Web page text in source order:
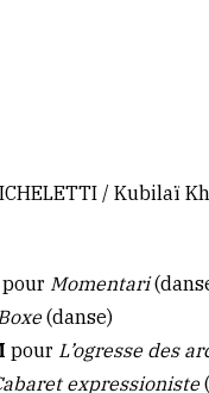
/ Kubilaï
pour Momentari
(danse)
pour L’ogresse des
expressioniste